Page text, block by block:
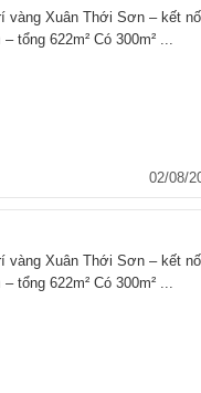
vàng Xuân Thới Sơn – kết
tổng 622m² Có 300m² ...
02/08/
vàng Xuân Thới Sơn – kết
622m² Có 300m² ...